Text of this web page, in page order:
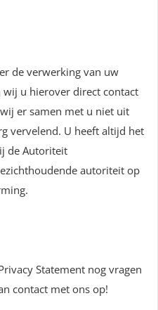
de verwerking van uw
wij u hierover direct contact
er samen met u niet uit
vervelend. U heeft altijd het
de Autoriteit
autoriteit op
Statement nog vragen
contact met ons op!